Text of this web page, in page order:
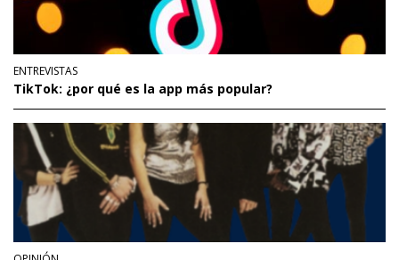
ENTREVISTAS
TikTok: ¿por qué es la app más popular?